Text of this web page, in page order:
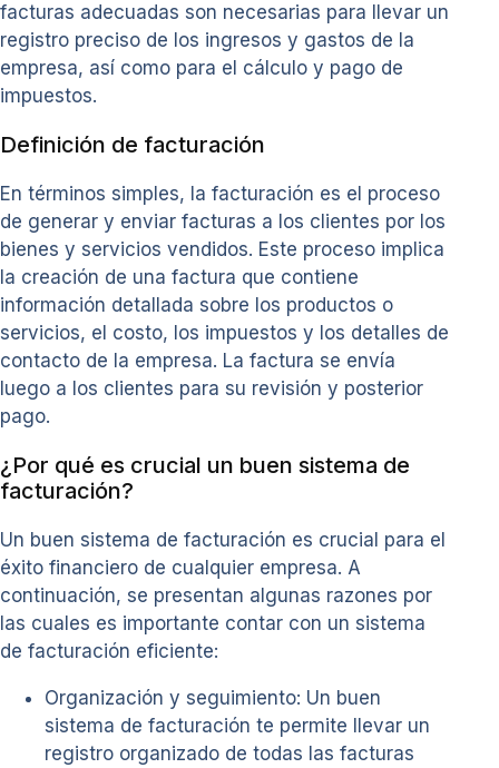
facturas adecuadas son necesarias para llevar un
registro preciso de los ingresos y gastos de la
empresa, así como para el cálculo y pago de
impuestos.
Definición de facturación
En términos simples, la facturación es el proceso
de generar y enviar facturas a los clientes por los
bienes y servicios vendidos. Este proceso implica
la creación de una factura que contiene
información detallada sobre los productos o
servicios, el costo, los impuestos y los detalles de
contacto de la empresa. La factura se envía
luego a los clientes para su revisión y posterior
pago.
¿Por qué es crucial un buen sistema de
facturación?
Un buen sistema de facturación es crucial para el
éxito financiero de cualquier empresa. A
continuación, se presentan algunas razones por
las cuales es importante contar con un sistema
de facturación eficiente:
Organización y seguimiento: Un buen
sistema de facturación te permite llevar un
registro organizado de todas las facturas